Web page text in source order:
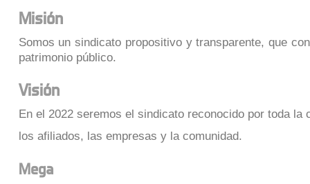
Misión
Somos un sindicato propositivo y transparente, que
patrimonio público.
Visión
En el 2022 seremos el sindicato reconocido por toda
los afiliados, las empresas y la comunidad.
Mega